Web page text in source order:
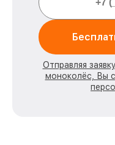
Отправляя
моноколёс, Вы